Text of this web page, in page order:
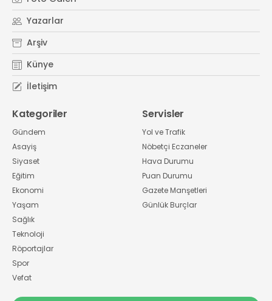
Yazarlar
Arşiv
Künye
İletişim
Kategoriler
Gündem
Asayiş
Siyaset
Eğitim
Ekonomi
Yaşam
Sağlık
Teknoloji
Röportajlar
Spor
Vefat
Servisler
Yol ve Trafik
Nöbetçi Eczaneler
Hava Durumu
Puan Durumu
Gazete Manşetleri
Günlük Burçlar